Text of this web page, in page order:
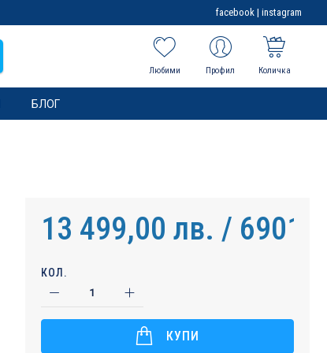
facebook | instagram
Любими Профил Количка
БЛОГ
13 499,00 лв. /
КОЛ.
КУПИ